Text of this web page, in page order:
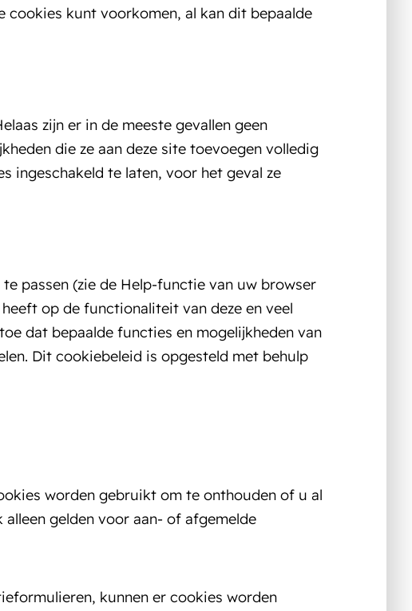
cookies kunt voorkomen, al kan dit bepaalde
zijn er in de meeste gevallen geen
die ze aan deze site toevoegen volledig
ingeschakeld te laten, voor het geval ze
passen (zie de Help-functie van uw browser
op de functionaliteit van deze en veel
dat bepaalde functies en mogelijkheden van
Dit cookiebeleid is opgesteld met behulp
worden gebruikt om te onthouden of u al
gelden voor aan- of afgemelde
kunnen er cookies worden